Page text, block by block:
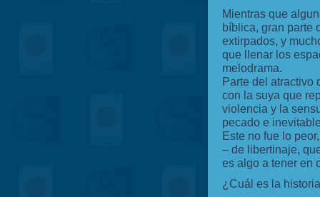
Mientras que
bíblica, gran parte
extirpados, y
que llenar los
melodrama.
Parte del atractivo
con la suya que
violencia y la
pecado e
Este no fue lo
– de libertinaje,
es algo a tener en
¿Cuál es la